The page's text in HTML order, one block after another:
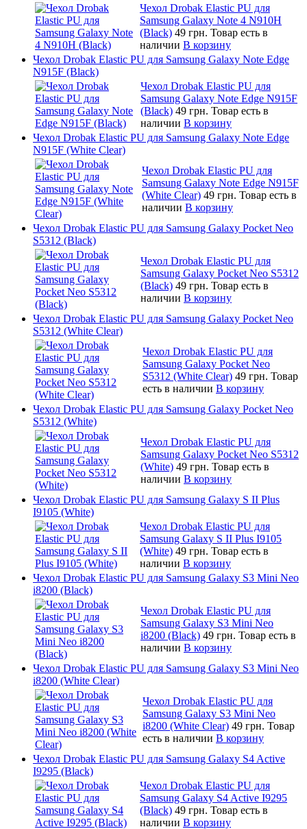
Чехол Drobak Elastic PU для
Samsung Galaxy Note 4 N910H
(Black) 49 грн. Товар есть в
наличии В корзину
Чехол Drobak Elastic PU для Samsung Galaxy Note Edge
N915F (Black)
Чехол Drobak Elastic PU для
Samsung Galaxy Note Edge N915F
(Black) 49 грн. Товар есть в
наличии В корзину
Чехол Drobak Elastic PU для Samsung Galaxy Note Edge
N915F (White Clear)
Чехол Drobak Elastic PU для
Samsung Galaxy Note Edge N915F
(White Clear) 49 грн. Товар есть в
наличии В корзину
Чехол Drobak Elastic PU для Samsung Galaxy Pocket Neo
S5312 (Black)
Чехол Drobak Elastic PU для
Samsung Galaxy Pocket Neo S5312
(Black) 49 грн. Товар есть в
наличии В корзину
Чехол Drobak Elastic PU для Samsung Galaxy Pocket Neo
S5312 (White Clear)
Чехол Drobak Elastic PU для
Samsung Galaxy Pocket Neo
S5312 (White Clear) 49 грн. Товар
есть в наличии В корзину
Чехол Drobak Elastic PU для Samsung Galaxy Pocket Neo
S5312 (White)
Чехол Drobak Elastic PU для
Samsung Galaxy Pocket Neo S5312
(White) 49 грн. Товар есть в
наличии В корзину
Чехол Drobak Elastic PU для Samsung Galaxy S II Plus
I9105 (White)
Чехол Drobak Elastic PU для
Samsung Galaxy S II Plus I9105
(White) 49 грн. Товар есть в
наличии В корзину
Чехол Drobak Elastic PU для Samsung Galaxy S3 Mini Neo
i8200 (Black)
Чехол Drobak Elastic PU для
Samsung Galaxy S3 Mini Neo
i8200 (Black) 49 грн. Товар есть в
наличии В корзину
Чехол Drobak Elastic PU для Samsung Galaxy S3 Mini Neo
i8200 (White Clear)
Чехол Drobak Elastic PU для
Samsung Galaxy S3 Mini Neo
i8200 (White Clear) 49 грн. Товар
есть в наличии В корзину
Чехол Drobak Elastic PU для Samsung Galaxy S4 Active
I9295 (Black)
Чехол Drobak Elastic PU для
Samsung Galaxy S4 Active I9295
(Black) 49 грн. Товар есть в
наличии В корзину